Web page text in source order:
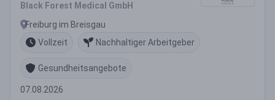
Black Forest Medical GmbH
Freiburg im Breisgau
Vollzeit
Nachhaltiger Arbeitgeber
Gesundheitsangebote
07.08.2026